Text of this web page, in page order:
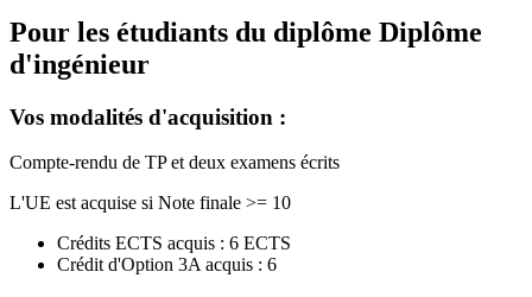
Pour les étudiants du diplôme Diplôme
d'ingénieur
Vos modalités d'acquisition :
Compte-rendu de TP et deux examens écrits
L'UE est acquise si Note finale >= 10
Crédits ECTS acquis : 6 ECTS
Crédit d'Option 3A acquis : 6